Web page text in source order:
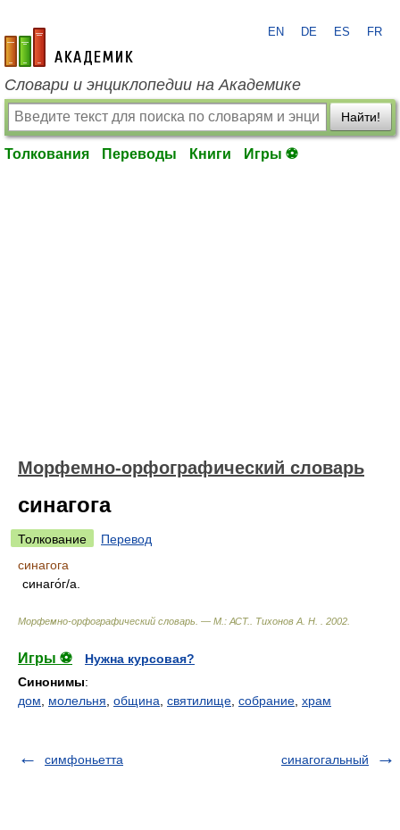
academic.ru
EN DE ES FR
Словари и энциклопедии на Академике
Найти!
Толкования Переводы Книги Игры ⚽
Морфемно-орфографический словарь
синагога
Толкование
Перевод
синагога
синаго́г/а.
Морфемно-орфографический словарь. — М.: АСТ. Тихонов А. Н. 2002
Игры ⚽
Нужна курсовая?
Синонимы:
дом
молельня община святилище собрание храм
симфоньетта синагогальный